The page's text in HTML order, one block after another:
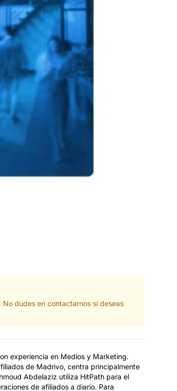
dudes en contactarnos si deseas
experiencia en Medios y Marketing.
de Madrivo, centra principalmente
Abdelaziz utiliza HitPath para el
de afiliados a diario. Para